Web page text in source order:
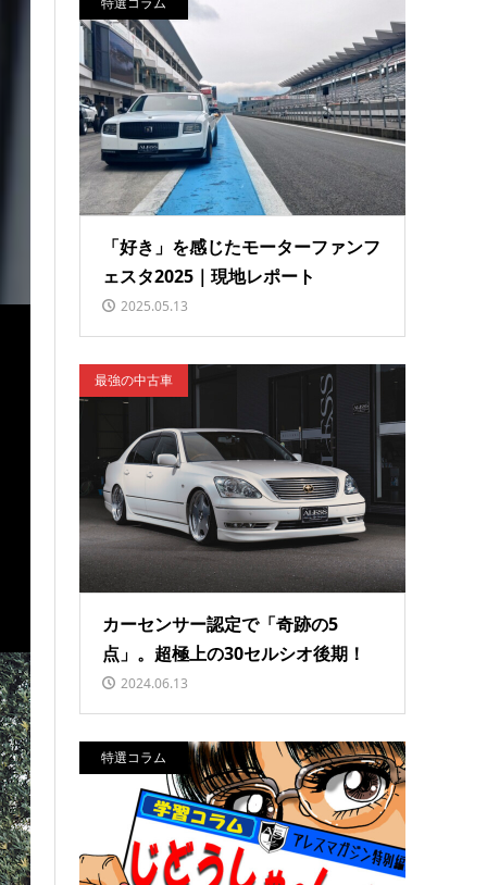
「好き」を感じたモーターファンフ
ェスタ2025｜現地レポート
2025.05.13
最強の中古車
カーセンサー認定で「奇跡の5
点」。超極上の30セルシオ後期！
2024.06.13
特選コラム